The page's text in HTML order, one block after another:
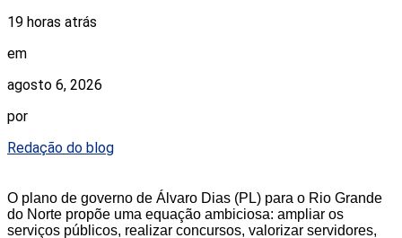
19 horas atrás
em
agosto 6, 2026
por
Redação do blog
O plano de governo de Álvaro Dias (PL) para o Rio Grande
do Norte propõe uma equação ambiciosa: ampliar os
serviços públicos, realizar concursos, valorizar servidores,